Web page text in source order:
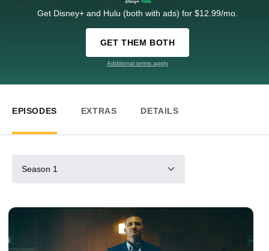
Get Disney+ and Hulu (both with ads) for $12.99/mo.
GET THEM BOTH
Additional terms apply
EPISODES EXTRAS DETAILS
Season 1